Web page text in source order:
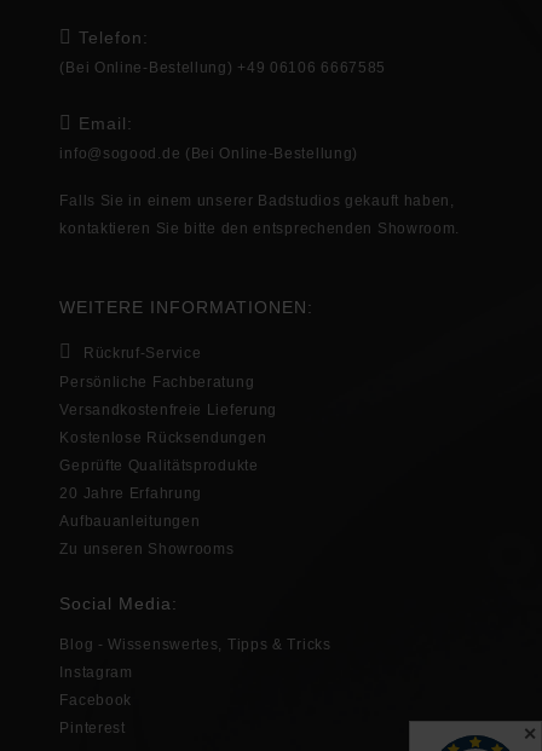
✕
Telefon:
(Bei Online-Bestellung) +49 06106 6667585
Email:
info@sogood.de (Bei Online-Bestellung)
Falls Sie in einem unserer Badstudios gekauft haben,
kontaktieren Sie bitte den entsprechenden Showroom.
WEITERE INFORMATIONEN:
Rückruf-Service
Persönliche Fachberatung
Versandkostenfreie Lieferung
Kostenlose Rücksendungen
Geprüfte Qualitätsprodukte
20 Jahre Erfahrung
Aufbauanleitungen
Zu unseren Showrooms
Social Media:
Blog - Wissenswertes, Tipps & Tricks
Instagram
Facebook
Pinterest